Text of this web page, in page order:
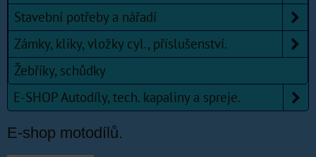
Stavební potřeby a nářadí
Zámky, kliky, vložky cyl., příslušenství.
Žebříky, schůdky
E-SHOP Autodíly, tech. kapaliny a spreje.
E-shop motodílů.